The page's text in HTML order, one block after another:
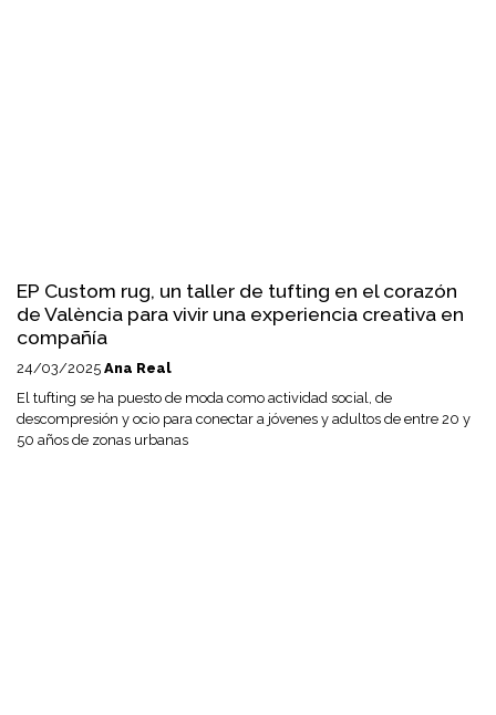
EP Custom rug, un taller de tufting en el corazón
de València para vivir una experiencia creativa en
compañía
24/03/2025 Ana Real
El tufting se ha puesto de moda como actividad social, de
descompresión y ocio para conectar a jóvenes y adultos de entre 20 y
50 años de zonas urbanas